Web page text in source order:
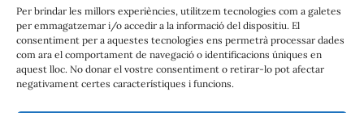
Per brindar les millors experiències, utilitzem tecnologies com a galetes
per emmagatzemar i/o accedir a la informació del dispositiu. El
consentiment per a aquestes tecnologies ens permetrà processar dades
com ara el comportament de navegació o identificacions úniques en
aquest lloc. No donar el vostre consentiment o retirar-lo pot afectar
negativament certes característiques i funcions.
Avis Legal
Política de privacitat
Política de cookies